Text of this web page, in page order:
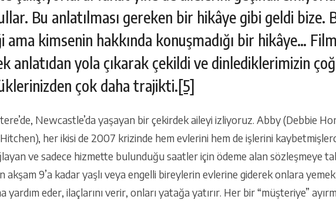
Bu anlatılması gereken bir hikâye gibi geldi bize.
ama kimsenin hakkında konuşmadığı bir hikâye…
anlatıdan yola çıkarak çekildi ve dinlediklerimizin
çok daha trajikti.[5]
Newcastle’da yaşayan bir çekirdek aileyi izliyoruz. Abby (Debbie
her ikisi de 2007 krizinde hem evlerini hem de işlerini
ve sadece hizmette bulunduğu saatler için ödeme alan sözleşmeye
akşam 9’a kadar yaşlı veya engelli bireylerin evlerine giderek onlara
yardım eder, ilaçlarını verir, onları yatağa yatırır. Her bir “müşteriye”